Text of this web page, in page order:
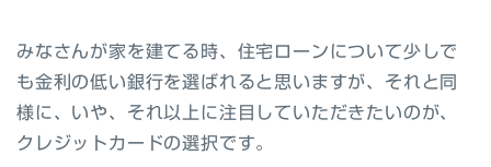
みなさんが家を建てる時、住宅ローンについて少しで
も金利の低い銀行を選ばれると思いますが、それと同
様に、いや、それ以上に注目していただきたいのが、
クレジットカードの選択です。